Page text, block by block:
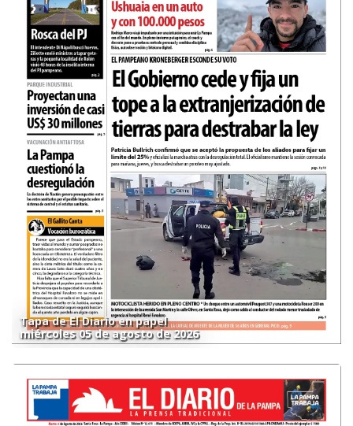
Tapa de El Diario en papel
miércoles 05 de agosto de 2026